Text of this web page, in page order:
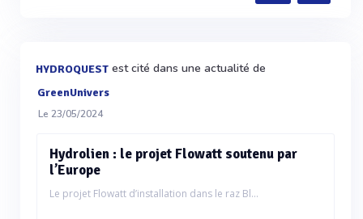
HYDROQUEST est cité dans une actualité de
GreenUnivers
Le 23/05/2024
Hydrolien : le projet Flowatt soutenu par
l’Europe
Le projet Flowatt d’installation dans le raz Bl...